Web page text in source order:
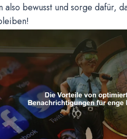
also bewusst und sorge dafür,